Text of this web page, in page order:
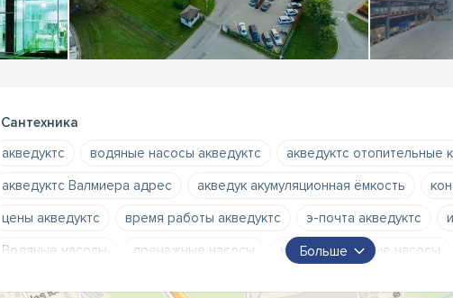
Сантехника
акведуктс водяные насосы акведуктс акведуктс отопительные
акведуктс Валмиера адрес
акведук акумуляционная ёмкость
цены акведуктс
время работы акведуктс э-почта акведуктс
Водяные насосы
дренажные насосы канализационные насосы
Больше